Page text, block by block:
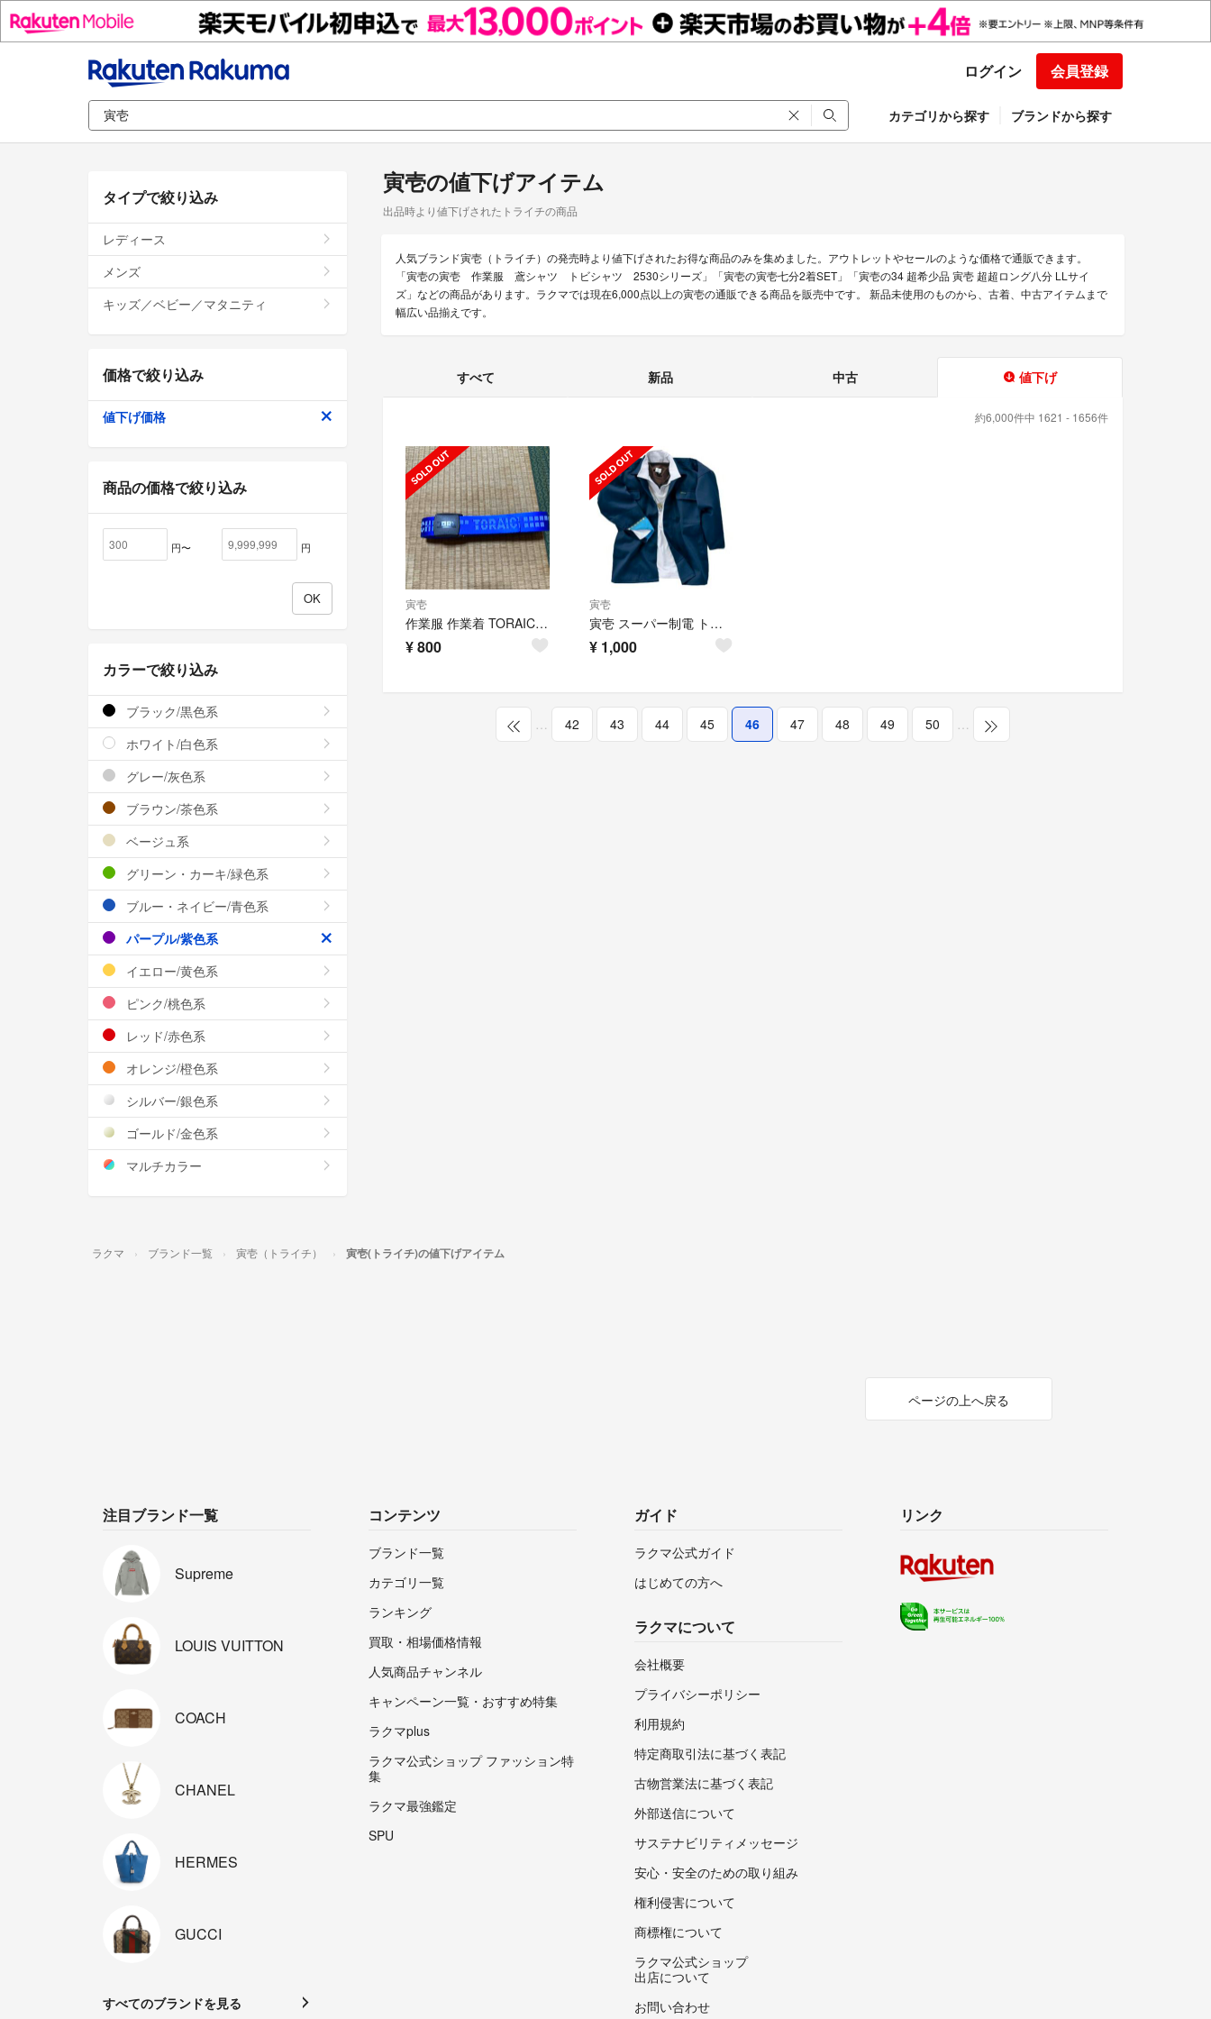
ログイン 会員登録
カテゴリから探す ブランドから探す
寅壱の値下げアイテム
出品時より値下げされたトライチの商品
人気ブランド寅壱（トライチ）の発売時より値下げされたお得な商品のみを集めました。アウトレットやセールのような価格で通販できます。
「寅壱の寅壱 作業服 鳶シャツ トビシャツ 2530シリーズ」「寅壱の寅壱七分2着SET」「寅壱の34 超希少品 寅壱 超超ロング八分 LLサイ
ズ」などの商品があります。ラクマでは現在6,000点以上の寅壱の通販できる商品を販売中です。 新品未使用のものから、古着、中古アイテムまで
幅広い品揃えです。
すべて 新品 中古 値下げ
約6,000件中 1621 - 1656件
寅壱
作業服 作業着 TORAICHI 寅壱 トライチ 寅壱GIロゴベルト 0946-
¥800
寅壱
寅壱 スーパー制電 トビシャツ
¥ 1,000
… 42 43 44 45 46 47 48 49 50 …
タイプで絞り込み
レディース
メンズ
キッズ／ベビー／マタニティ
価格で絞り込み
値下げ価格
商品の価格で絞り込み
円〜 円
カラーで絞り込み
ブラック/黒色系
ホワイト/白色系
グレー/灰色系
ブラウン/茶色系
ベージュ系
グリーン・カーキ/緑色系
ブルー・ネイビー/青色系
パープル/紫色系
イエロー/黄色系
ピンク/桃色系
レッド/赤色系
オレンジ/橙色系
シルバー/銀色系
ゴールド/金色系
マルチカラー
ラクマ ブランド一覧 寅壱（トライチ） 寅壱(トライチ)の値下げアイテム
ページの上へ戻る
注目ブランド一覧
Supreme
LOUIS VUITTON
COACH
CHANEL
HERMES
GUCCI
すべてのブランドを見る
コンテンツ
ブランド一覧
カテゴリ一覧
ランキング
買取・相場価格情報
人気商品チャンネル
キャンペーン一覧・おすすめ特集
ラクマplus
ラクマ公式ショップ ファッション特
集
ラクマ最強鑑定
SPU
ガイド
ラクマ公式ガイド
はじめての方へ
ラクマについて
会社概要
プライバシーポリシー
利用規約
特定商取引法に基づく表記
古物営業法に基づく表記
外部送信について
サステナビリティメッセージ
安心・安全のための取り組み
権利侵害について
商標権について
ラクマ公式ショップ
出店について
お問い合わせ
リンク